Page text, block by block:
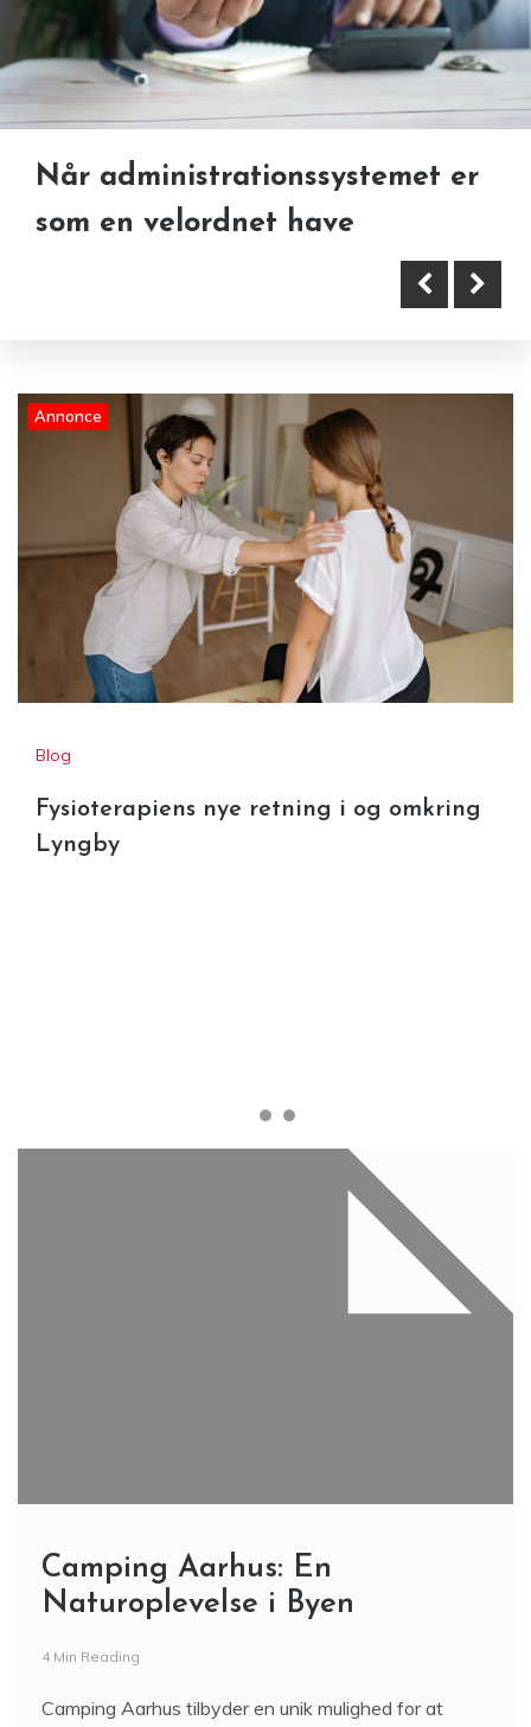
Fysioterapiens nye retning i og
Løvegården gør glutenfrit
Når administrationssystemet er
som en velordnet have
Annonce
Blog
Fysioterapiens nye retning i og omkring
Lyngby
Camping Aarhus: En
Naturoplevelse i Byen
4 Min Reading
Camping Aarhus tilbyder en unik mulighed for at